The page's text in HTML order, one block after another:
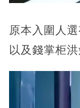
原本入圍人
以及錢掌柜洪